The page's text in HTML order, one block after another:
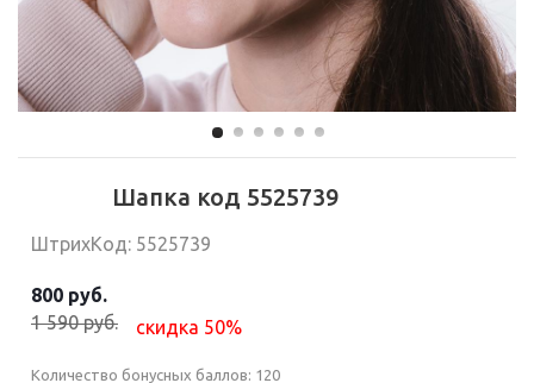
Шапка код 5525739
ШтрихКод: 5525739
800 руб.
1 590 руб.
скидка 50%
Количество бонусных баллов: 120